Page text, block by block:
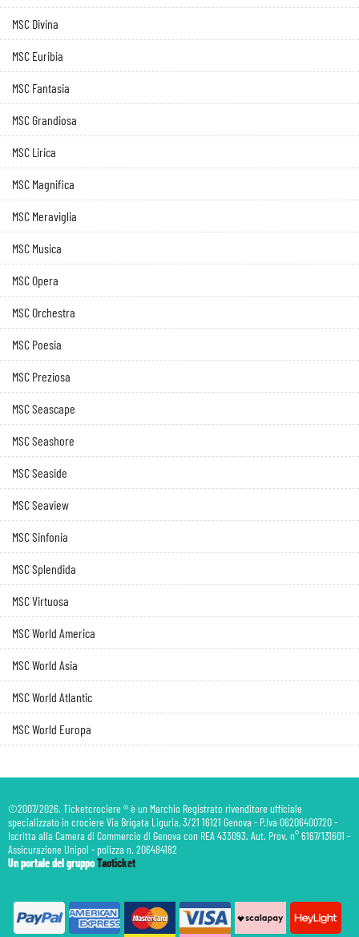
MSC Divina
MSC Euribia
MSC Fantasia
MSC Grandiosa
MSC Lirica
MSC Magnifica
MSC Meraviglia
MSC Musica
MSC Opera
MSC Orchestra
MSC Poesia
MSC Preziosa
MSC Seascape
MSC Seashore
MSC Seaside
MSC Seaview
MSC Sinfonia
MSC Splendida
MSC Virtuosa
MSC World America
MSC World Asia
MSC World Atlantic
MSC World Europa
©2007/2026. Ticketcrociere ® è un Marchio Registrato rivenditore ufficiale
specializzato in crociere Via Brigata Liguria, 3/21 16121 Genova - P.Iva 06206400720 -
Iscritta alla Camera di Commercio di Genova con REA 433093. Aut. Prov. n° 6167/131601 -
Assicurazione Unipol - polizza n. 206484182
Un portale del gruppoTaoticket